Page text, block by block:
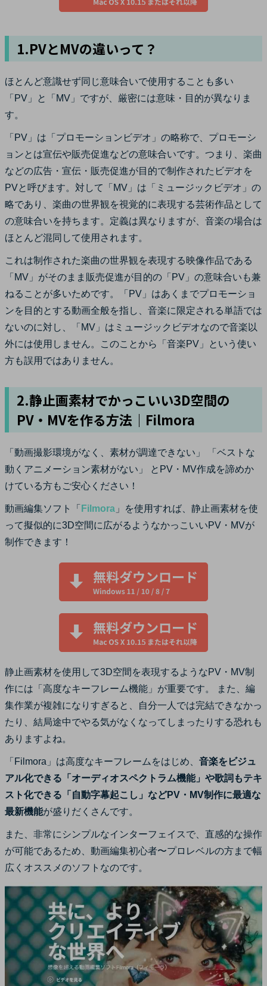
1.PVとMVの違いって？
ほとんど意識せず同じ意味合いで使用することも多い
「PV」と「MV」ですが、厳密には意味・目的が異なりま
す。
「PV」は「プロモーションビデオ」の略称で、プロモーシ
ョンとは宣伝や販売促進などの意味合いです。つまり、楽曲
などの広告・宣伝・販売促進が目的で制作されたビデオを
PVと呼びます。対して「MV」は「ミュージックビデオ」の
略であり、楽曲の世界観を視覚的に表現する芸術作品として
の意味合いを持ちます。定義は異なりますが、音楽の場合は
ほとんど混同して使用されます。
これは制作された楽曲の世界観を表現する映像作品である
「MV」がそのまま販売促進が目的の「PV」の意味合いも兼
ねることが多いためです。「PV」はあくまでプロモーショ
ンを目的とする動画全般を指し、音楽に限定される単語では
ないのに対し、「MV」はミュージックビデオなので音楽以
外には使用しません。このことから「音楽PV」という使い
方も誤用ではありません。
2.静止画素材でかっこいい3D空間の
PV・MVを作る方法｜Filmora
「動画撮影環境がなく、素材が調達できない」 「ベストな
動くアニメーション素材がない」 とPV・MV作成を諦めか
けている方もご安心ください！
動画編集ソフト「 Filmora 」を使用すれば、静止画素材を使
って擬似的に3D空間に広がるようなかっこいいPV・MVが
制作できます！
静止画素材を使用して3D空間を表現するようなPV・MV制
作には「高度なキーフレーム機能」が重要です。 また、編
集作業が複雑になりすぎると、自分一人では完結できなかっ
たり、結局途中でやる気がなくなってしまったりする恐れも
ありますよね。
「Filmora」は高度なキーフレームをはじめ、 音楽をビジュ
アル化できる「オーディオスペクトラム機能」や歌詞もテキ
スト化できる「自動字幕起こし」などPV・MV制作に最適な
最新機能が盛りだくさんです。
また、非常にシンプルなインターフェイスで、直感的な操作
が可能であるため、動画編集初心者〜プロレベルの方まで幅
広くオススメのソフトなのです。